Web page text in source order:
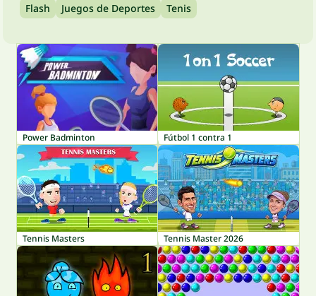
Flash Juegos de Deportes Tenis
Power Badminton Fútbol 1 contra 1
Tennis Masters Tennis Master 2026